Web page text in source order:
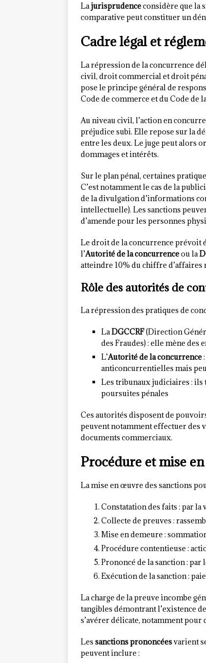
Lajurisprudenceconsidère que la
comparative peut constituer un
Cadre légal et
La répression de la concurrence
civil, droit commercial et droit
pose le principe général de
Code de commerce et du Code de
Au niveau civil, l’action en
préjudice subi. Elle repose sur la
entre les deux. Le juge peut alors
dommages et intérêts.
Sur le plan pénal, certaines
C’est notamment le cas de la
de la divulgation d’informations
intellectuelle). Les sanctions
d’amende pour les personnes
Le droit de la concurrence prévoit
l’Autorité de la concurrenceou la
atteindre 10% du chiffre d’affaires
Rôle des autorités de
La répression des pratiques de
LaDGCCRF(Direction
des Fraudes) : elle mène des
L’Autorité de la concurrence
anticoncurrentielles mais
Les tribunaux judiciaires : ils
poursuites pénales
Ces autorités disposent de
peuvent notamment effectuer des
documents commerciaux.
Procédure et mise
La mise en œuvre des sanctions
Constatation des faits : par
Collecte de preuves :
Mise en demeure :
Procédure contentieuse :
Prononcé de la sanction : par
Exécution de la sanction :
La charge de la preuve incombe
tangibles démontrant l’existence
s’avérer délicate, notamment pour
Les sanctions prononcéesvarient
peuvent inclure :